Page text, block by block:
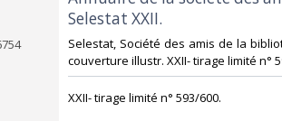
Selestat XXII. ‎
‎Selestat, Société des amis de la
couverture illustr. XXII- tirage limité n°
‎XXII- tirage limité n° 593/600.‎